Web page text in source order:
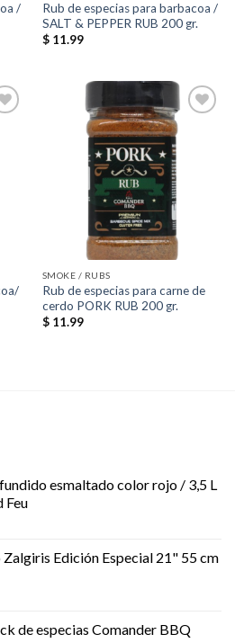
/
Rub de especias para barbacoa /
SALT & PEPPER RUB 200 gr.
$11.99
SMOKE / RUBS
Rub de especias para carne de
cerdo PORK RUB 200 gr.
$11.99
esmaltado color rojo / 3,5 L
Feu
Edición Especial 21" 55 cm
de especias Comander BBQ